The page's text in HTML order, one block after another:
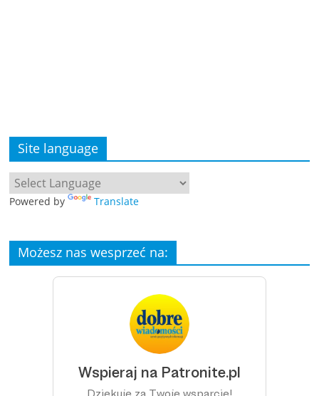
Site language
Powered by Translate
Możesz nas wesprzeć na: